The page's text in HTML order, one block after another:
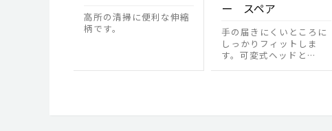
高所の清掃に便利な伸縮
柄です。
ー スペア
手の届きにくいところに
しっかりフィットしま
す。可変式ヘッドと…